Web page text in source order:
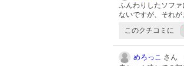
ふんわりしたソフ
ないですが、それが
このクチコミに
めろっこ さん